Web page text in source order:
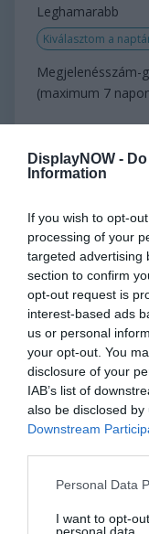
DisplayNOW -
Information
If you wish to opt-
processing of your
targeted advertising
section to confirm
opt-out request is
interest-based ads
us or personal
your opt-out. You
disclosure of your
IAB’s list of
also be disclosed
Downstream
Please note that
not limited to your
Personal Data
I want to opt-
Leghamarabb
Kiválasztom a
Megjelenésszám-
(maximum 7
100 000 Ft
Reklámmegjelenés:
200 000 AV
mix
gasztro